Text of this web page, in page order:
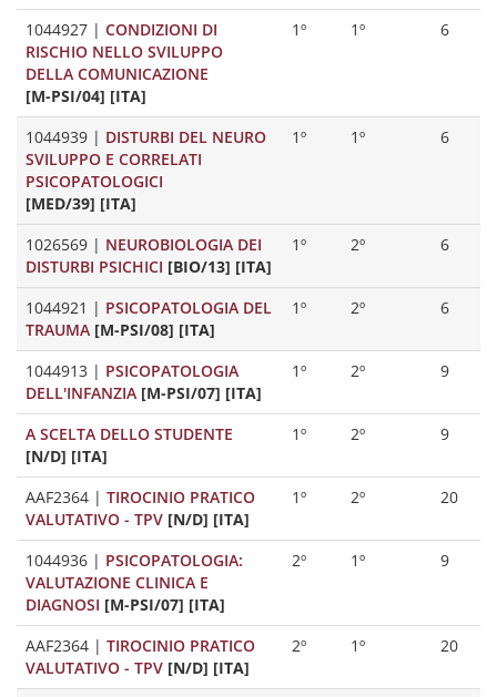
1044927 | CONDIZIONI DI
RISCHIO NELLO SVILUPPO
DELLA COMUNICAZIONE
[M-PSI/04] [ITA]
1º 1º 6
1044939 | DISTURBI DEL NEURO
SVILUPPO E CORRELATI
PSICOPATOLOGICI
[MED/39] [ITA]
1º 1º 6
1026569 | NEUROBIOLOGIA DEI
DISTURBI PSICHICI [BIO/13] [ITA]
1º 2º 6
1044921 | PSICOPATOLOGIA DEL
TRAUMA [M-PSI/08] [ITA]
1º 2º 6
1044913 | PSICOPATOLOGIA
DELL'INFANZIA [M-PSI/07] [ITA]
1º 2º 9
A SCELTA DELLO STUDENTE
[N/D] [ITA]
1º 2º 9
AAF2364 | TIROCINIO PRATICO
VALUTATIVO - TPV [N/D] [ITA]
1º 2º 20
1044936 | PSICOPATOLOGIA:
VALUTAZIONE CLINICA E
DIAGNOSI [M-PSI/07] [ITA]
2º 1º 9
AAF2364 | TIROCINIO PRATICO
VALUTATIVO - TPV [N/D] [ITA]
2º 1º 20